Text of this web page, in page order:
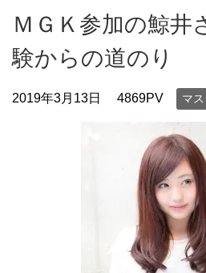
ＭＧＫ参加の鯨井
験からの道のり
2019年3月13日 4869PV マ